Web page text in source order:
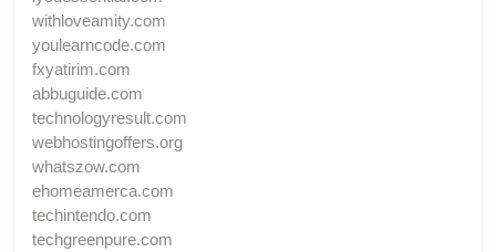
withloveamity.com
youlearncode.com
fxyatirim.com
abbuguide.com
technologyresult.com
webhostingoffers.org
whatszow.com
ehomeamerca.com
techintendo.com
techgreenpure.com